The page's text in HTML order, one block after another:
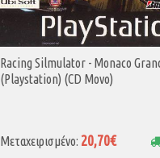
ΑΓΟΡΑ MET.
Racing Silmulator - Monaco
(Playstation) (CD Μονο)
Μεταχειρισμένο: 20,70€